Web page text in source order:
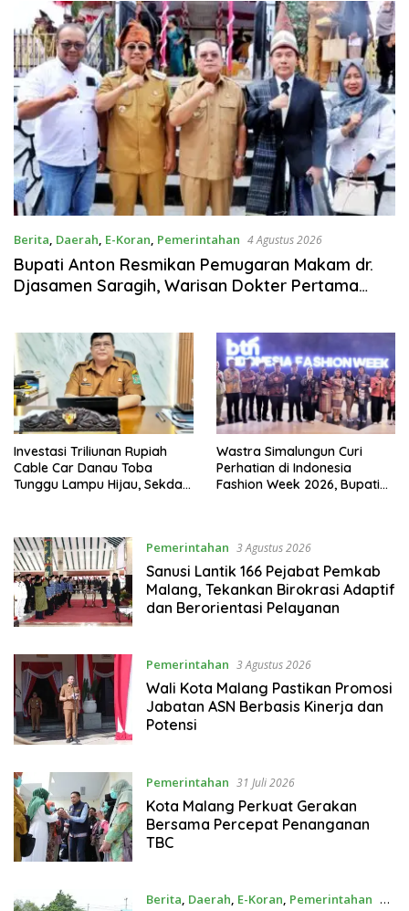
Berita, Daerah, E-Koran, Pemerintahan 4 Agustus 2026
Bupati Anton Resmikan Pemugaran Makam dr.
Djasamen Saragih, Warisan Dokter Pertama
Mendatang
Investasi Triliunan Rupiah
Cable Car Danau Toba
Tunggu Lampu Hijau, Sekda
Wastra Simalungun Curi
Perhatian di Indonesia
Fashion Week 2026, Bupati
Pemerintahan 3 Agustus 2026
Sanusi Lantik 166 Pejabat Pemkab
Malang, Tekankan Birokrasi Adaptif
dan Berorientasi Pelayanan
Pemerintahan 3 Agustus 2026
Wali Kota Malang Pastikan Promosi
Jabatan ASN Berbasis Kinerja dan
Potensi
Pemerintahan 31 Juli 2026
Kota Malang Perkuat Gerakan
Bersama Percepat Penanganan
TBC
Berita, Daerah, E-Koran, Pemerintahan 29